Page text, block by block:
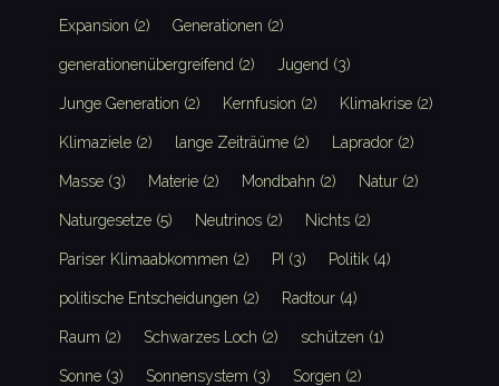
Expansion (2) Generationen (2)
generationenübergreifend (2) Jugend (3)
Junge Generation (2) Kernfusion (2) Klimakrise(2)
Klimaziele(2) lange Zeiträüme(2) Laprador(2)
Masse(3) Materie(2) Mondbahn (2) Natur(2)
Naturgesetze(5) Neutrinos(2) Nichts(2)
Pariser Klimaabkommen (2) PI (3) Politik(4)
politische Entscheidungen (2) Radtour(4)
Raum (2) Schwarzes Loch (2) schützen (1)
Sonne(3) Sonnensystem (3) Sorgen (2)